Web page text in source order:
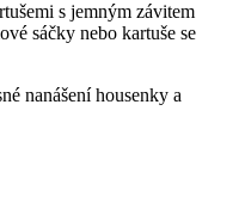
s jemným závitem
sáčky nebo kartuše se
nanášení housenky a